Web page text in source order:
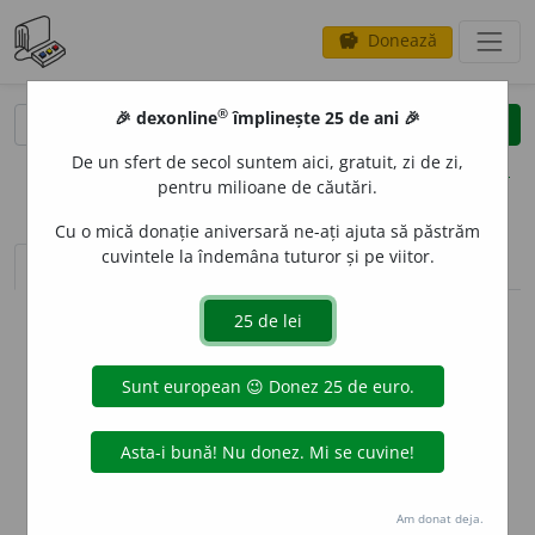
savings Donează
clear
opțiuni
sinteza definițiilor (1) definiții (8) declinări
info
Aceste definiții sunt compilate de
echipa dexonline. Definițiile
originale se află pe filadefiniții.
preferințe
🎉 dexonline® împlinește 25 de ani 🎉
De un sfert de secol suntem aici, gratuit, zi de zi,
pentru milioane de căutări.
Cu o mică donație aniversară ne-ați ajuta să păstrăm
cuvintele la îndemâna tuturor și pe viitor.
Am donat deja.